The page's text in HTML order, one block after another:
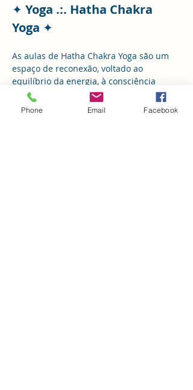
✦ Yoga .:. Hatha Chakra
Yoga ✦
As aulas de Hatha Chakra Yoga são um
espaço de reconexão, voltado ao
equilíbrio da energia, à consciência
corporal e ao cultivo da presença.
Phone Email Facebook